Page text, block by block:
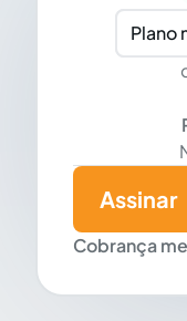
Plano
Cobrança
Assinar